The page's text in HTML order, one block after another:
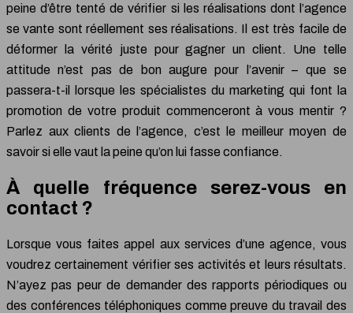
peine d’être tenté de vérifier si les réalisations dont l’agence
se vante sont réellement ses réalisations. Il est très facile de
déformer la vérité juste pour gagner un client. Une telle
attitude n’est pas de bon augure pour l’avenir – que se
passera-t-il lorsque les spécialistes du marketing qui font la
promotion de votre produit commenceront à vous mentir ?
Parlez aux clients de l’agence, c’est le meilleur moyen de
savoir si elle vaut la peine qu’on lui fasse confiance.
À quelle fréquence serez-vous en
contact ?
Lorsque vous faites appel aux services d’une agence, vous
voudrez certainement vérifier ses activités et leurs résultats.
N’ayez pas peur de demander des rapports périodiques ou
des conférences téléphoniques comme preuve du travail des